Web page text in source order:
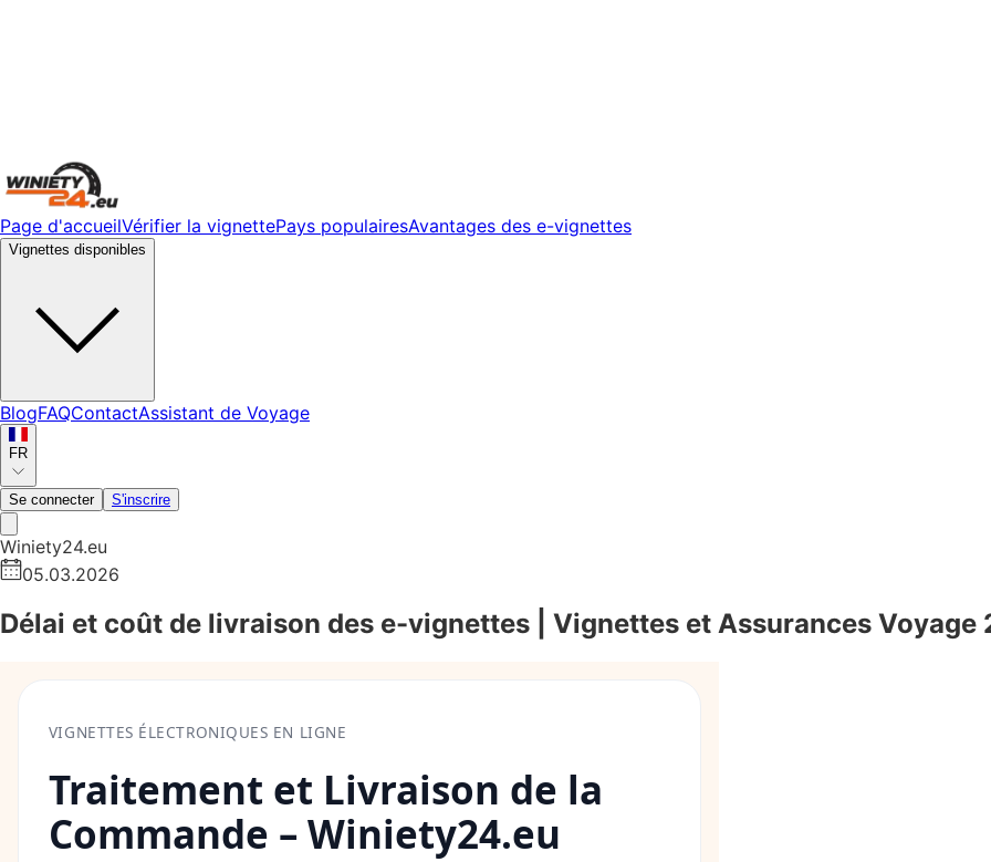
Page d'accueilVérifier la vignettePays populairesAvantages des e-vignettes
Vignettes disponibles
BlogFAQContactAssistant de Voyage
FR
Se connecter S'inscrire
Winiety24.eu
05.03.2026
Délai et coût de livraison des e-vignettes | Vignettes et Assurances Voyage
VIGNETTES ÉLECTRONIQUES EN LIGNE
Traitement et Livraison de la
Commande – Winiety24.eu